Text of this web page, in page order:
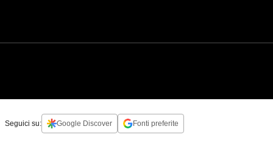
Seguici su: Google Discover Fonti preferite